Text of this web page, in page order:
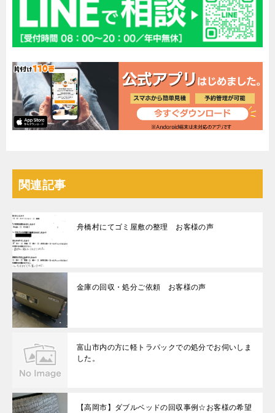
関連記事
舟橋村にてゴミ屋敷の整理 お客様の声
金庫の回収・処分ご依頼 お客様の声
富山市内の方に軽トラパックでの処分でお伺いしま
した。
【高岡市】ダブルベッドの回収事例☆お客様の希望